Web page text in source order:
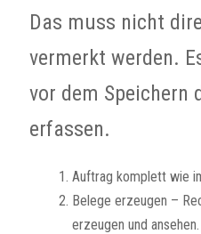
Das muss nicht
vermerkt werden.
vor dem Speichern
erfassen.
Auftrag komplett wie
Belege erzeugen –
erzeugen und